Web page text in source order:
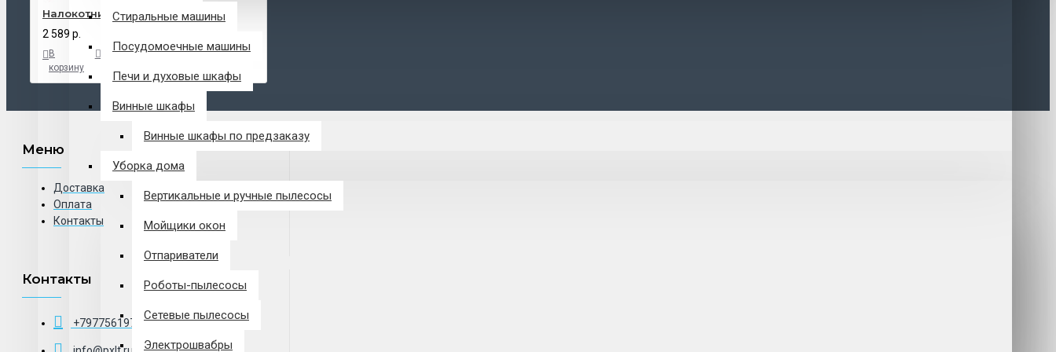
Стиральные машины
Посудомоечные машины
Печи и духовые шкафы
Винные шкафы
Винные шкафы по предзаказу
Уборка дома
Вертикальные и ручные пылесосы
Мойщики окон
Отпариватели
Роботы-пылесосы
Сетевые пылесосы
Электрошвабры
Налокотники Acerbis X-Fit Elbow
2 589 р.
В
корзину
В
Меню
Доставка
Оплата
Контакты
Контакты
+79775619766